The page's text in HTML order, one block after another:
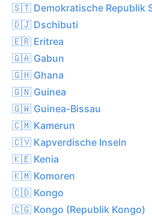
🇸🇹 Demokratische Republik
🇩🇯 Dschibuti
🇪🇷 Eritrea
🇬🇦 Gabun
🇬🇭 Ghana
🇬🇳 Guinea
🇬🇼 Guinea-Bissau
🇨🇲 Kamerun
🇨🇻 Kapverdische Inseln
🇰🇪 Kenia
🇰🇲 Komoren
🇨🇩 Kongo
🇨🇬 Kongo (Republik Kongo)